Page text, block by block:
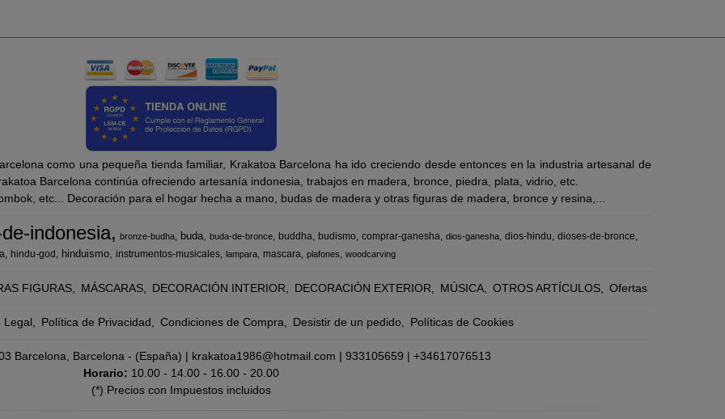
como una pequeña tienda familiar, Krakatoa Barcelona ha ido creciendo desde entonces en la industria artesanal de
Barcelona continúa ofreciendo artesanía indonesia, trabajos en madera, bronce, piedra, plata, vidrio, etc.
etc... Decoración para el hogar hecha a mano, budas de madera y otras figuras de madera, bronce y resina,...
indonesia bronze-budha buda buda-de-bronce buddha budismo comprar-ganesha dios-ganesha dios-hindu dioses-de-bronce
hindu-god hinduismo instrumentos-musicales lampara mascara plafones woodcarving
FIGURAS MÁSCARAS DECORACIÓN INTERIOR DECORACIÓN EXTERIOR MÚSICA OTROS ARTÍCULOS Ofertas
Legal Política de Privacidad Condiciones de Compra Desistir de un pedido Políticas de Cookies
Barcelona, Barcelona - (España) | krakatoa1986@hotmail.com |933105659 |+34617076513
Horario: 10.00 - 14.00 - 16.00 - 20.00
(*) Precios con Impuestos incluidos